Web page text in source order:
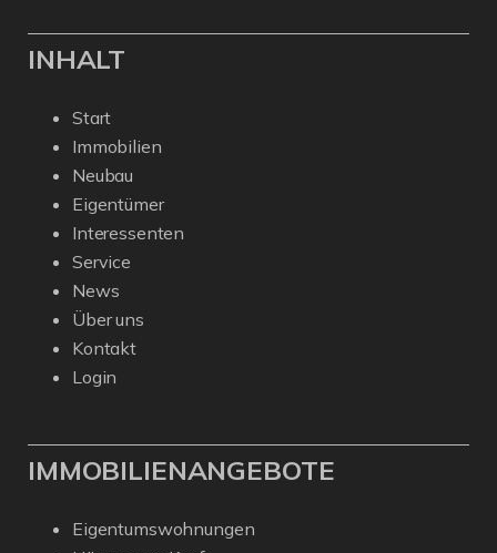
INHALT
Start
Immobilien
Neubau
Eigentümer
Interessenten
Service
News
Über uns
Kontakt
Login
IMMOBILIENANGEBOTE
Eigentumswohnungen